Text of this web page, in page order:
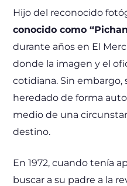
Hijo del reconocido
conocido como
durante años en El
donde la imagen y el
cotidiana. Sin embargo,
heredado de forma
medio de una
destino.
En 1972, cuando tenía
buscar a su padre a la